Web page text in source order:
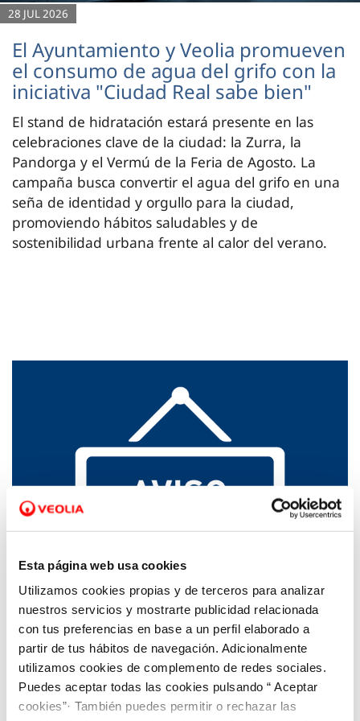
Esta página web usa cookies
Utilizamos cookies propias y de terceros para analizar
nuestros servicios y mostrarte publicidad relacionada
con tus preferencias en base a un perfil elaborado a
partir de tus hábitos de navegación. Adicionalmente
utilizamos cookies de complemento de redes sociales.
Puedes aceptar todas las cookies pulsando “ Aceptar
cookies”· También puedes permitir o rechazar las
28 JUL 2026
El Ayuntamiento y Veolia promueven
el consumo de agua del grifo con la
iniciativa "Ciudad Real sabe bien"
El stand de hidratación estará presente en las
celebraciones clave de la ciudad: la Zurra, la
Pandorga y el Vermú de la Feria de Agosto. La
campaña busca convertir el agua del grifo en una
seña de identidad y orgullo para la ciudad,
promoviendo hábitos saludables y de
sostenibilidad urbana frente al calor del verano.
03 JUL 2023
Sanidad declara el agua de Tariego de
Cerrato no apta para el consumo humano